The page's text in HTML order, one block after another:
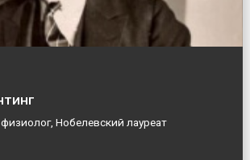
Нобелевский лауреат